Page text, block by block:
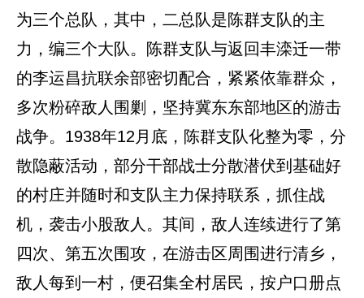
为三个总队，其中，二总队是陈群支队的主
力，编三个大队。陈群支队与返回丰滦迁一带
的李运昌抗联余部密切配合，紧紧依靠群众，
多次粉碎敌人围剿，坚持冀东东部地区的游击
战争。1938年12月底，陈群支队化整为零，分
散隐蔽活动，部分干部战士分散潜伏到基础好
的村庄并随时和支队主力保持联系，抓住战
机，袭击小股敌人。其间，敌人连续进行了第
四次、第五次围攻，在游击区周围进行清乡，
敌人每到一村，便召集全村居民，按户口册点